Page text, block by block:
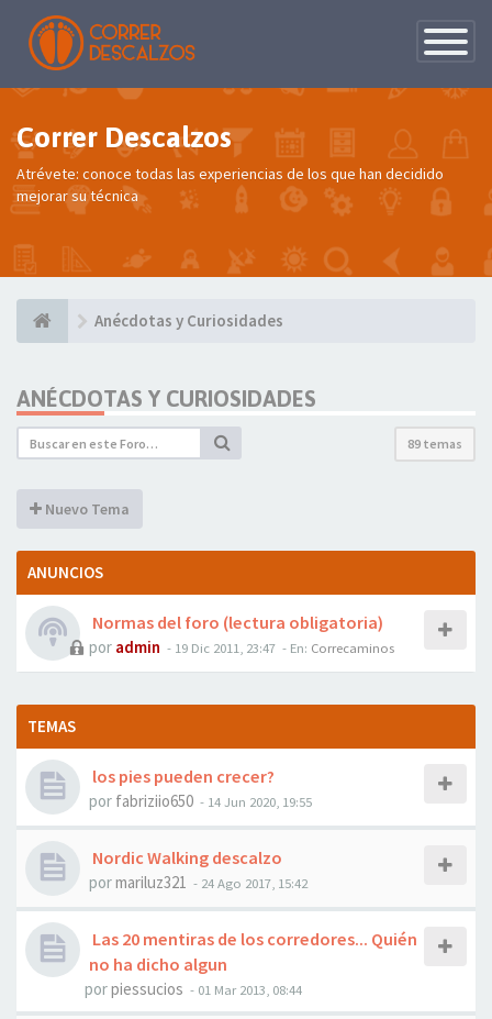
de
Correr Descalzos
Atrévete: conoce todas las experiencias de los que han decidido
mejorar su técnica
Anécdotas y Curiosidades
ANÉCDOTAS Y CURIOSIDADES
89 temas
Nuevo Tema
ANUNCIOS
Normas del foro (lectura obligatoria)
por admin - 19 Dic 2011, 23:47 - En: Correcaminos
TEMAS
los pies pueden crecer?
por fabriziio650 - 14 Jun 2020, 19:55
Nordic Walking descalzo
pormariluz321 - 24 Ago 2017, 15:42
Las 20 mentiras de los corredores... Quién
no ha dicho algun
porpiessucios - 01 Mar 2013, 08:44